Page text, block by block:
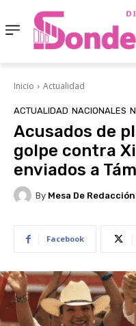
Inicio Actualidad
ACTUALIDAD NACIONALES
Acusados de
golpe contra
enviados a
By Mesa De Redacción
Facebook